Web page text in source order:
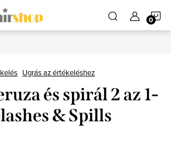
Ugrás az értékeléshez
és spirál 2 az 1-
& Spills